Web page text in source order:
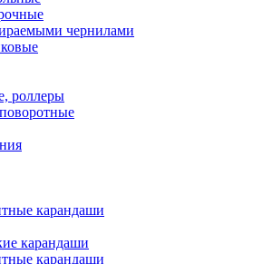
чернилами
роллеры
карандаши
карандаши
карандаши